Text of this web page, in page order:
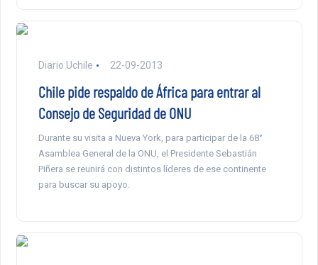
Diario Uchile 22-09-2013
Chile pide respaldo de África para entrar al
Consejo de Seguridad de ONU
Durante su visita a Nueva York, para participar de la 68°
Asamblea General de la ONU, el Presidente Sebastián
Piñera se reunirá con distintos líderes de ese continente
para buscar su apoyo.